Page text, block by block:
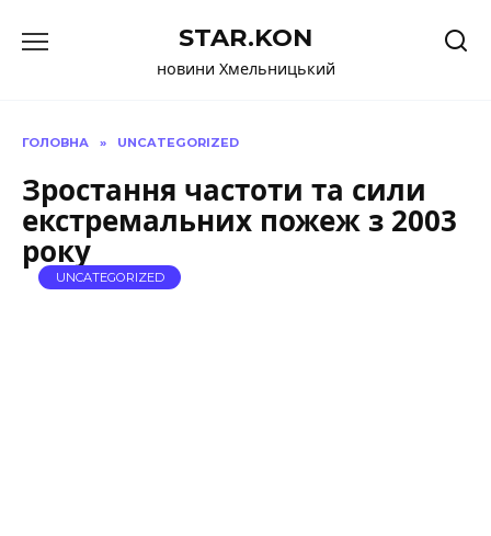
до
STAR.KON
новини Хмельницький
ГОЛОВНА » UNCATEGORIZED
Зростання частоти та сили
екстремальних пожеж з 2003
року
UNCATEGORIZED